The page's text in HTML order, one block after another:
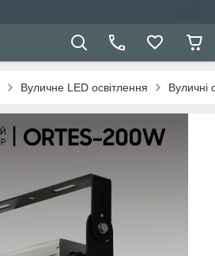
Вуличне LED освітлення Вуличні